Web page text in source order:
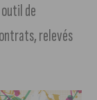
de
relevés